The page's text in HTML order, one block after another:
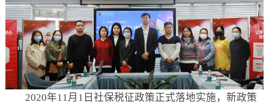
2020年11月1日社保税征政策正式落地实施，新政策